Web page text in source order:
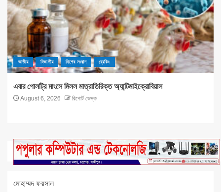
জাতীয় বিভাগীয় বিশেষ সংবাদ ব্রেকিং
এবার পোলট্রি মাংসে মিলল মাত্রাতিরিক্ত অ্যান্টিমাইক্রোবিয়াল
August 6, 2026 রিপোর্ট ডেস্ক
মোহাম্মদ ফয়সাল